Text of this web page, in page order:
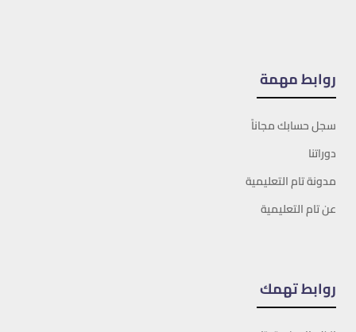
روابط مهمة
سجل حسابك مجاناً
دوراتنا
مدونة تام التعليمية
عن تام التعليمية
روابط تهمك